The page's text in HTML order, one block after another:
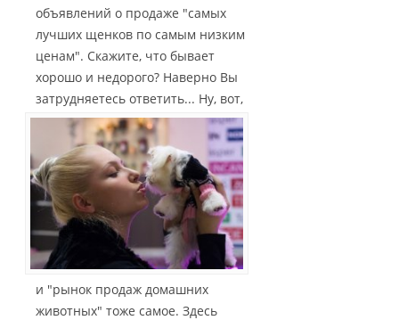
объявлений о продаже "самых
лучших щенков по самым низким
ценам". Скажите, что бывает
хорошо и недорого? Наверно Вы
затрудняетесь ответить... Ну, вот,
и "рынок продаж домашних
животных" тоже самое. Здесь